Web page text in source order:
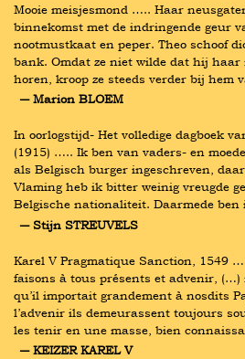
Mooie meisjesmond ….. Haar
binnekomst met de indringende geur
nootmustkaat en peper. Theo schoof
bank. Omdat ze niet wilde dat hij haar
horen, kroop ze steeds verder bij hem
― Marion BLOEM
In oorlogstijd- Het volledige dagboek
(1915) ….. Ik ben van vaders- en
als Belgisch burger ingeschreven,
Vlaming heb ik bitter weinig vreugde
Belgische nationaliteit. Daarmede
― Stijn STREUVELS
Karel V Pragmatique Sanction, 1549
faisons à tous présents et advenir, (…)
qu’il importait grandement à nosdits
l’advenir ils demeurassent toujours
les tenir en une masse, bien
― KEIZER KAREL V